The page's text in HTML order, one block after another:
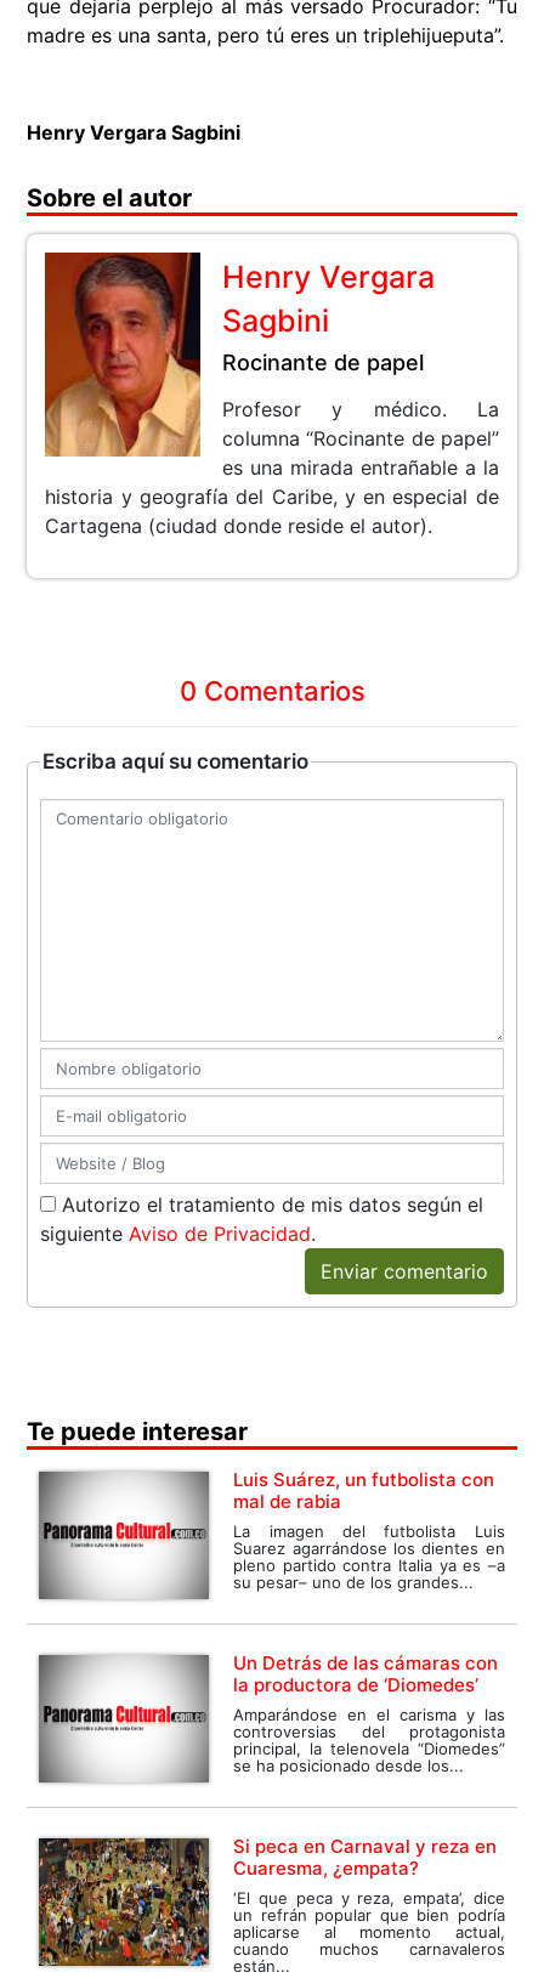
que dejaría perplejo al más versado Procurador: “Tu
madre es una santa, pero tú eres un triplehijueputa”.
Henry Vergara Sagbini
Sobre el autor
Henry Vergara
Sagbini
Rocinante de papel
Profesor y médico. La
columna “Rocinante de papel”
es una mirada entrañable a la
historia y geografía del Caribe, y en especial de
Cartagena (ciudad donde reside el autor).
0 Comentarios
Escriba aquí su comentario
Autorizo el tratamiento de mis datos según el
siguienteAviso de Privacidad.
Enviar comentario
Te puede interesar
Luis Suárez, un futbolista con
mal de rabia
La imagen del futbolista Luis
Suarez agarrándose los dientes en
pleno partido contra Italia ya es –a
su pesar– uno de los grandes...
Un Detrás de las cámaras con
la productora de ‘Diomedes’
Amparándose en el carisma y las
controversias del protagonista
principal, la telenovela “Diomedes”
se ha posicionado desde los...
Si peca en Carnaval y reza en
Cuaresma, ¿empata?
‘El que peca y reza, empata’, dice
un refrán popular que bien podría
aplicarse al momento actual,
cuando muchos carnavaleros
están...